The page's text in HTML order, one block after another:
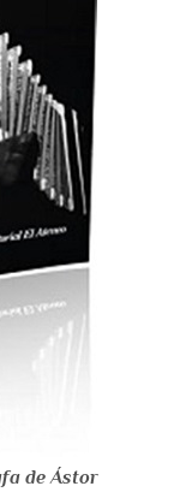
de Ástor